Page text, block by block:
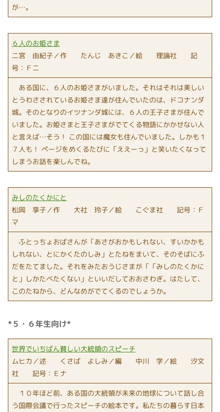
が…。
６人のお姫さま
二宮 由紀子／作 たんじ あきこ／絵 理論社 記
号：Ｆニ
ある国に、６人のお姫さまがいました。それはそれは美しい
とうわさされているお姫さま達が住んでいたのは、ドコナンダ
城。そのとなりのイツナンダ城には、６人の王子さまが住んで
いました。お姫さまと王子さまがでてくる物語にかかせない人
と言えば…そう！ この国には魔女も住んでいました。しかも１
７人も！ ページをめくるたびに「ええーっ」と笑いたくなって
しまうお話を楽しんでね。
みしのたくかにと
松岡 享子／作 大社 玲子／絵 こぐま社 記号：Ｆ
マ
ふとっちょおばさんが「あさがおかもしれない、すいかかも
しれない、とにかくたのしみ」とたねをまいて、そのそばにふ
だをたてました。それをみたおうじさまが「「みしのたくかに
と」しかたべたくない」といいだしておおさわぎ。はたして、
このたねから、どんなめがでてくるのでしょうか。
*５・６年生向け*
世界でいちばん貧しい大統領のスピーチ
ムヒカ／述 くさば よしみ／編 中川 学／絵 汐文
社 記号：Ｅナ
１０年ほど前、ある国の大統領が未来の地球について話し合
う国際会議で行ったスピーチの絵本です。私たちの暮らす日本